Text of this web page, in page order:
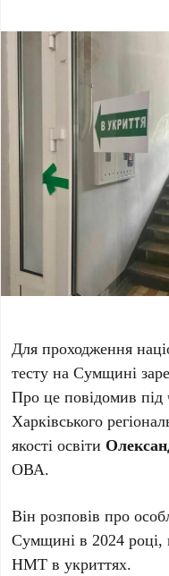
Для проходження
тесту на Сумщині
Про це повідомив під
Харківського
якості освіти
ОВА.
Він розповів про
Сумщині в 2024 році,
НМТ в укриттях.